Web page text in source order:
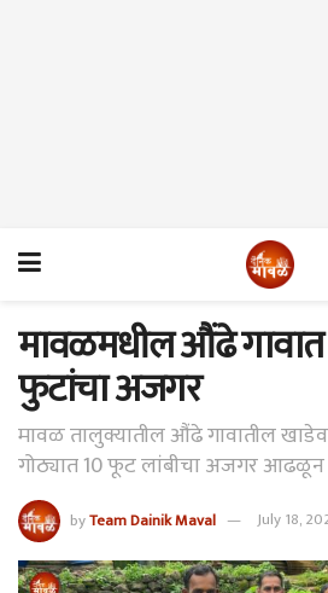
मावळमधील औंढे
फुटांचा अजगर
मावळ तालुक्यातील औंढे गावातील
गोठ्यात 10 फूट लांबीचा अजगर
byTeam Dainik Maval July 18,